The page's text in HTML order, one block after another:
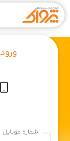
ورود
شماره موبایل